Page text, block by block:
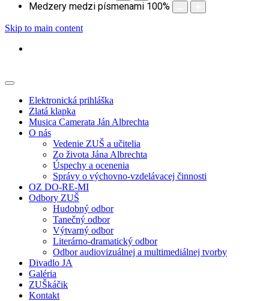
Medzery medzi písmenami 100%
Skip to main content
Elektronická prihláška
Zlatá klapka
Musica Camerata Ján Albrechta
O nás
Vedenie ZUŠ a učitelia
Zo života Jána Albrechta
Úspechy a ocenenia
Správy o výchovno-vzdelávacej činnosti
OZ DO-RE-MI
Odbory ZUŠ
Hudobný odbor
Tanečný odbor
Výtvarný odbor
Literárno-dramatický odbor
Odbor audiovizuálnej a multimediálnej tvorby
Divadlo JA
Galéria
ZUŠkáčik
Kontakt